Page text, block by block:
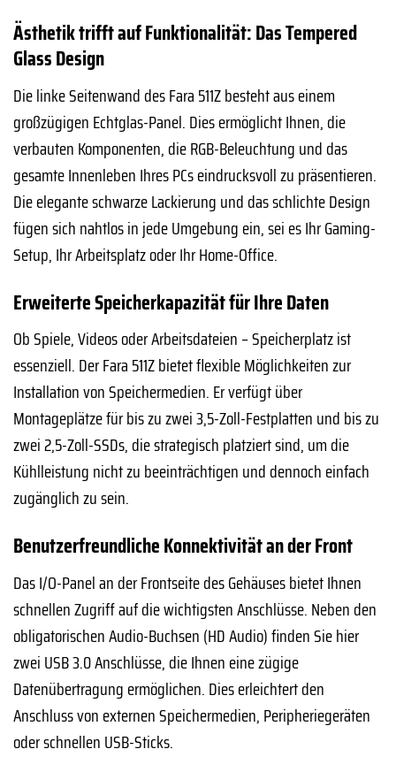
Ästhetik trifft auf Funktionalität: Das Tempered
Glass Design
Die linke Seitenwand des Fara 511Z besteht aus einem
großzügigen Echtglas-Panel. Dies ermöglicht Ihnen, die
verbauten Komponenten, die RGB-Beleuchtung und das
gesamte Innenleben Ihres PCs eindrucksvoll zu präsentieren.
Die elegante schwarze Lackierung und das schlichte Design
fügen sich nahtlos in jede Umgebung ein, sei es Ihr Gaming-
Setup, Ihr Arbeitsplatz oder Ihr Home-Office.
Erweiterte Speicherkapazität für Ihre Daten
Ob Spiele, Videos oder Arbeitsdateien – Speicherplatz ist
essenziell. Der Fara 511Z bietet flexible Möglichkeiten zur
Installation von Speichermedien. Er verfügt über
Montageplätze für bis zu zwei 3,5-Zoll-Festplatten und bis zu
zwei 2,5-Zoll-SSDs, die strategisch platziert sind, um die
Kühlleistung nicht zu beeinträchtigen und dennoch einfach
zugänglich zu sein.
Benutzerfreundliche Konnektivität an der Front
Das I/O-Panel an der Frontseite des Gehäuses bietet Ihnen
schnellen Zugriff auf die wichtigsten Anschlüsse. Neben den
obligatorischen Audio-Buchsen (HD Audio) finden Sie hier
zwei USB 3.0 Anschlüsse, die Ihnen eine zügige
Datenübertragung ermöglichen. Dies erleichtert den
Anschluss von externen Speichermedien, Peripheriegeräten
oder schnellen USB-Sticks.